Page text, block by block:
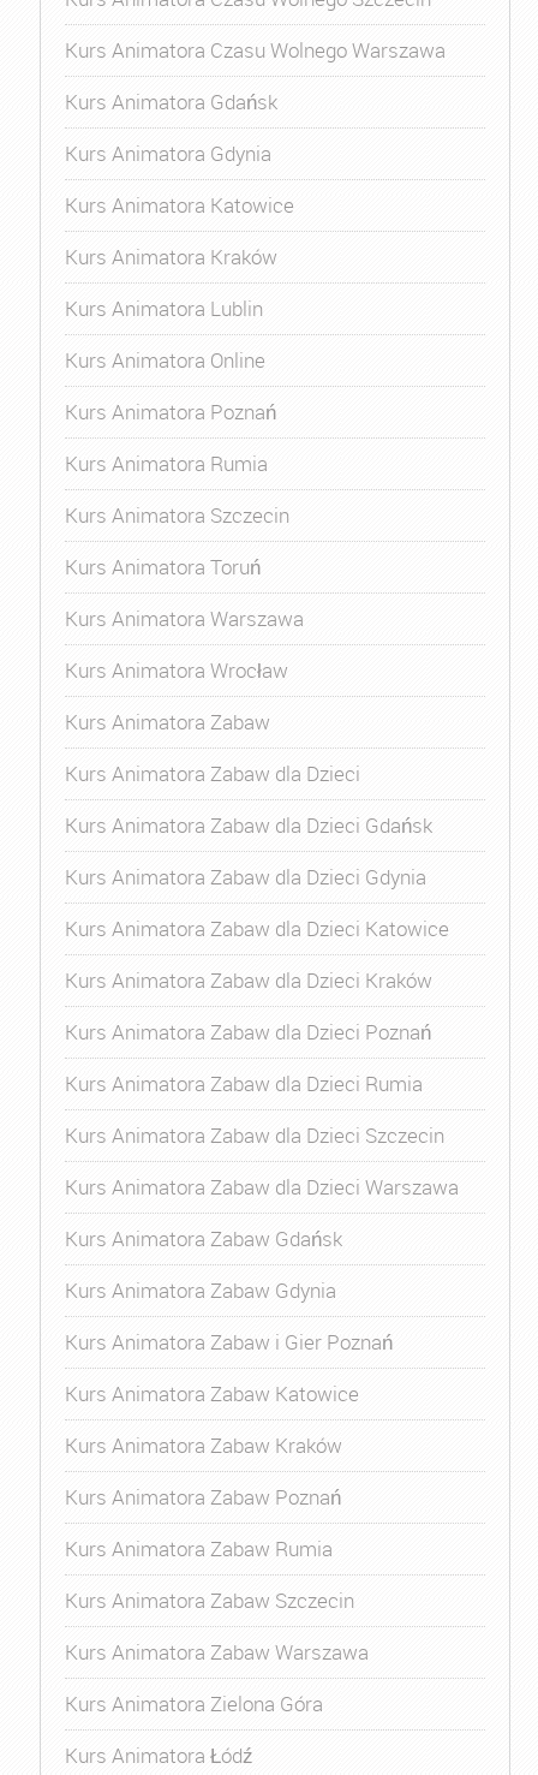
Kurs Animatora Czasu Wolnego Warszawa
Kurs Animatora Gdańsk
Kurs Animatora Gdynia
Kurs Animatora Katowice
Kurs Animatora Kraków
Kurs Animatora Lublin
Kurs Animatora Online
Kurs Animatora Poznań
Kurs Animatora Rumia
Kurs Animatora Szczecin
Kurs Animatora Toruń
Kurs Animatora Warszawa
Kurs Animatora Wrocław
Kurs Animatora Zabaw
Kurs Animatora Zabaw dla Dzieci
Kurs Animatora Zabaw dla Dzieci Gdańsk
Kurs Animatora Zabaw dla Dzieci Gdynia
Kurs Animatora Zabaw dla Dzieci Katowice
Kurs Animatora Zabaw dla Dzieci Kraków
Kurs Animatora Zabaw dla Dzieci Poznań
Kurs Animatora Zabaw dla Dzieci Rumia
Kurs Animatora Zabaw dla Dzieci Szczecin
Kurs Animatora Zabaw dla Dzieci Warszawa
Kurs Animatora Zabaw Gdańsk
Kurs Animatora Zabaw Gdynia
Kurs Animatora Zabaw i Gier Poznań
Kurs Animatora Zabaw Katowice
Kurs Animatora Zabaw Kraków
Kurs Animatora Zabaw Poznań
Kurs Animatora Zabaw Rumia
Kurs Animatora Zabaw Szczecin
Kurs Animatora Zabaw Warszawa
Kurs Animatora Zielona Góra
Kurs Animatora Łódź